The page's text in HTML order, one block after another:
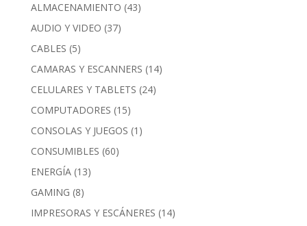
ALMACENAMIENTO (43)
AUDIO Y VIDEO (37)
CABLES (5)
CAMARAS Y ESCANNERS (14)
CELULARES Y TABLETS (24)
COMPUTADORES (15)
CONSOLAS Y JUEGOS (1)
CONSUMIBLES (60)
ENERGÍA (13)
GAMING (8)
IMPRESORAS Y ESCÁNERES (14)